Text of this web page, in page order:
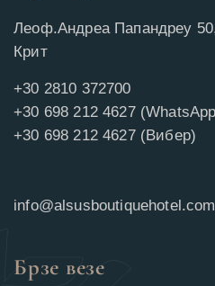
Леоф.Андреа Папандреу
Крит
+30 2810 372700
+30 698 212 4627
+30 698 212 4627 (Вибер)
info@alsusboutiquehotel.com
Брзе везе